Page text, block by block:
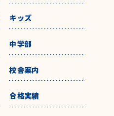
キッズ
中学部
校舎案内
合格実績